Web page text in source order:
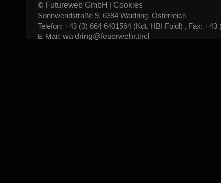
© Futureweb GmbH | Cookies
Sonnwendstraße 9, 6384 Waidring, Österreich
Telefon: +43 (0) 664 6401564 (Kdt. HBI Foidl) , Fax: +43
E-Mail: waidring@feuerwehr.tirol